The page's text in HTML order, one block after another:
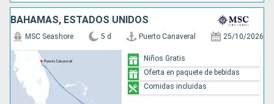
BAHAMAS, ESTADOS UNIDOS
MSC Seashore 5 d Puerto Canaveral 25/10/2026
Niños Gratis
Oferta en paquete de bebidas
Comidas incluidas